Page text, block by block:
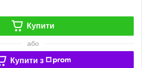
Купити
або
Купити з